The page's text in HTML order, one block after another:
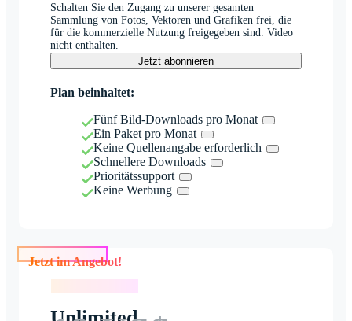
Schalten Sie den Zugang zu unserer gesamten
Sammlung von Fotos, Vektoren und Grafiken frei, die
für die kommerzielle Nutzung freigegeben sind. Video
nicht enthalten.
Jetzt abonnieren
Plan beinhaltet:
Fünf Bild-Downloads pro Monat
Ein Paket pro Monat
Keine Quellenangabe erforderlich
Schnellere Downloads
Prioritätssupport
Keine Werbung
Jetzt im Angebot!